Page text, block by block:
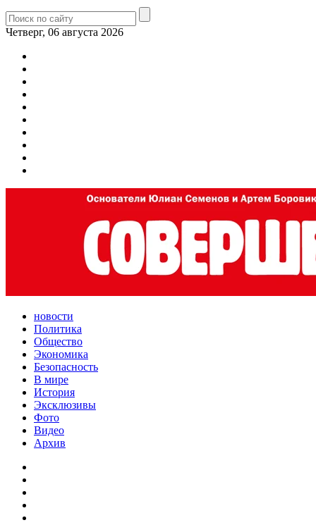
Четверг, 06 августа 2026
новости
Политика
Общество
Экономика
Безопасность
В мире
История
Эксклюзивы
Фото
Видео
Архив